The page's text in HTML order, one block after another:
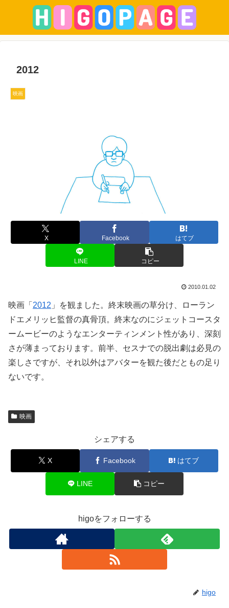
2012
映画
X Facebook はてブ
LINE コピー
2010.01.02
映画「 2012 」を観ました。終末映画の草分け、ローラン
ドエメリッヒ監督の真骨頂。終末なのにジェットコースタ
ームービーのようなエンターティンメント性があり、深刻
さが薄まっております。前半、セスナでの脱出劇は必見の
楽しさですが、それ以外はアバターを観た後だともの足り
ないです。
映画
シェアする
X Facebook はてブ
LINE コピー
higoをフォローする
higo